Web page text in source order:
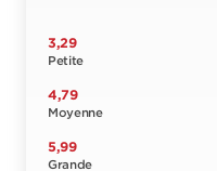
3,29
Petite
4,79
Moyenne
5,99
Grande